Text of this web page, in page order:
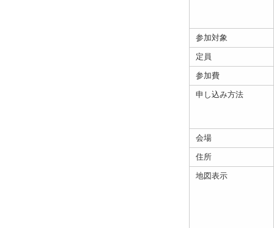
参加対象
定員
参加費
申し込み方法
会場
住所
地図表示